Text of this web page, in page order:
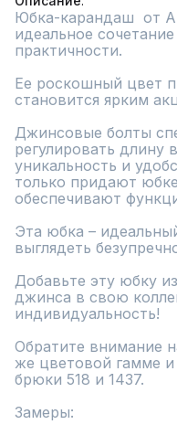
Юбка-карандаш  от
идеальное
практичности.
Ее роскошный цвет
становится ярким
Джинсовые болты
регулировать длину
уникальность и
только придают
обеспечивают
Эта юбка –
выглядеть
Добавьте эту юбку
джинса в свою
индивидуальность!
Обратите внимание
же цветовой гамме и
брюки 518 и 1437.
Замеры: